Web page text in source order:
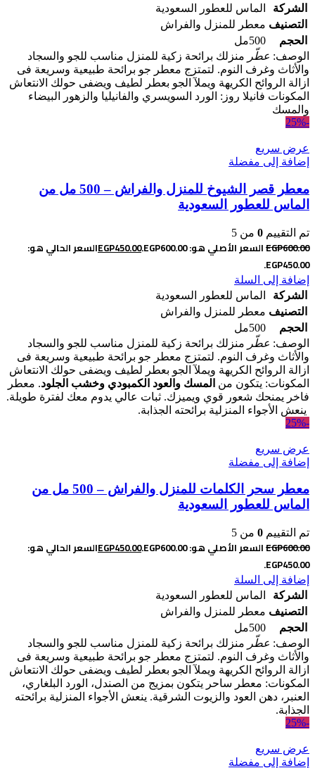
الشركة
الماس للعطور السعودية
التصنيف معطر للمنزل والفراش
الحجم
500مل
الوصف: عطّر منزلك برائحة زكية للمنزل مناسب للجو والسجاد
والأثاث وغرف النوم. لتمتزج معطر جو برائحة طبيعية وسريعة فى
ازالة الروائح الكريهة ويملآ الجو بعطر لطيف ويضفى حولك الانتعاش
المكونات فانيلا روز: الورد السويسري والفانيليا والزهور البيضاء
والمسك
-25%
عرض سريع
إضافة إلى مفضلة
معطر قصر الشيوخ للمنزل والفراش – 500 مل من
الماس للعطور السعودية
تم التقييم 0 من 5
EGP600.00 السعر الأصلي هو: EGP600.00. EGP450.00
السعر الحالي هو:
EGP450.00.
إضافة إلى السلة
الشركة
الماس للعطور السعودية
التصنيف معطر للمنزل والفراش
الحجم
500مل
الوصف: عطّر منزلك برائحة زكية للمنزل مناسب للجو والسجاد
والأثاث وغرف النوم. لتمتزج معطر جو برائحة طبيعية وسريعة فى
ازالة الروائح الكريهة ويملآ الجو بعطر لطيف ويضفى حولك الانتعاش
المكونات: يتكون من المسك والعود الكمبودي وخشب الجلود. معطر
فاخر يمنحك شعور قوي ويميزك. ثبات عالي يدوم معك لفترة طويلة.
ينعش الأجواء المنزلية برائحته الجذابة.
-25%
عرض سريع
إضافة إلى مفضلة
معطر سحر الكلمات للمنزل والفراش – 500 مل من
الماس للعطور السعودية
تم التقييم 0 من 5
EGP600.00 السعر الأصلي هو: EGP600.00. EGP450.00
السعر الحالي هو:
EGP450.00.
إضافة إلى السلة
الشركة
الماس للعطور السعودية
التصنيف معطر للمنزل والفراش
الحجم
500مل
الوصف: عطّر منزلك برائحة زكية للمنزل مناسب للجو والسجاد
والأثاث وغرف النوم. لتمتزج معطر جو برائحة طبيعية وسريعة فى
ازالة الروائح الكريهة ويملآ الجو بعطر لطيف ويضفى حولك الانتعاش
المكونات: معطر ساحر يتكون بمزيج من الصندل، الورد البلغاري،
العنبر، دهن العود والزيوت الشرقية. ينعش الأجواء المنزلية برائحته
الجذابة.
-25%
عرض سريع
إضافة إلى مفضلة